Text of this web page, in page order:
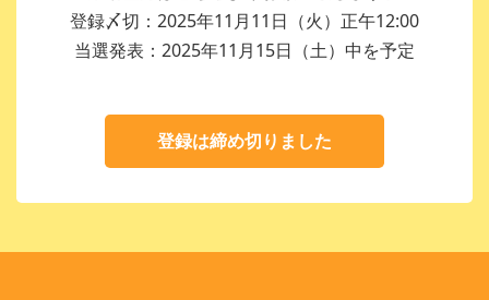
登録〆切：2025年11月11日（火）正午12:00
当選発表：2025年11月15日（土）中を予定
登録は締め切りました